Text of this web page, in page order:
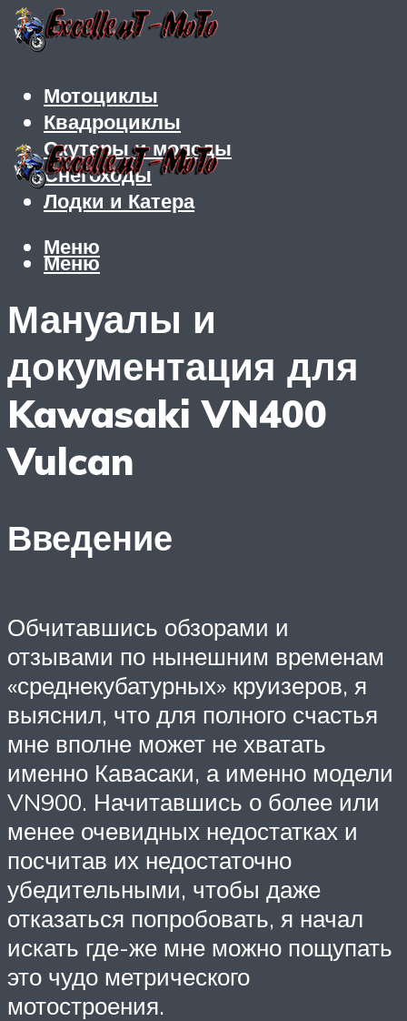
Мотоциклы
Квадроциклы
Скутеры и мопеды
Снегоходы
Лодки и Катера
Меню
Меню
Мануалы и
документация для
Kawasaki VN400
Vulcan
Введение
Обчитавшись обзорами и
отзывами по нынешним временам
«среднекубатурных» круизеров, я
выяснил, что для полного счастья
мне вполне может не хватать
именно Кавасаки, а именно модели
VN900. Начитавшись о более или
менее очевидных недостатках и
посчитав их недостаточно
убедительными, чтобы даже
отказаться попробовать, я начал
искать где-же мне можно пощупать
это чудо метрического
мотостроения.